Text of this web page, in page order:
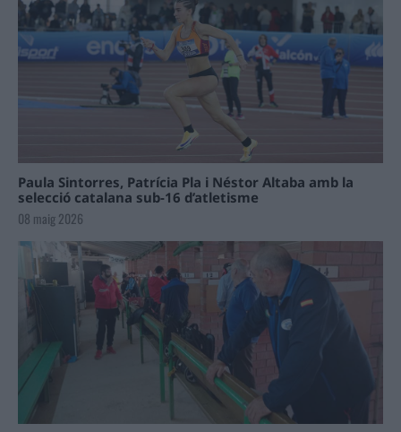
Paula Sintorres, Patrícia Pla i Néstor Altaba amb la
selecció catalana sub-16 d’atletisme
08 maig 2026